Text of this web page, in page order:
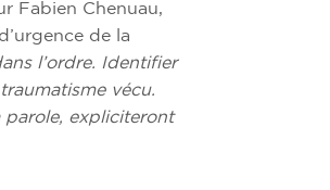
Fabien Chenuau,
de la
l’ordre. Identifier
vécu.
parole, expliciteront